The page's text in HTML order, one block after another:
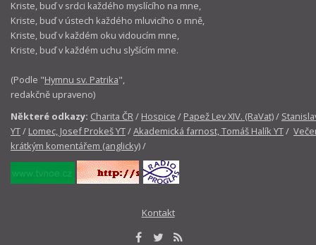
Kriste, buď v srdci každého myslícího na mne,
Kriste, buď v ústech každého mluvicího o mně,
Kriste, buď v každém oku vidoucím mne,
Kriste, buď v každém uchu slyšícím mne.
(Podle "Hymnu sv. Patrika",
redakčně upraveno)
Některé odkazy: Charita ČR/ Hospice / Papež Lev XIV. (RaVat)/
YT/ Lomec, Josef Prokeš YT/Akademická farnost, Tomáš Halík YT/
krátkým komentářem (anglicky)/
Kontakt